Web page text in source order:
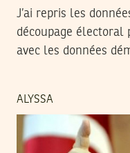
J’ai repris les
découpage
avec les données
ALYSSA